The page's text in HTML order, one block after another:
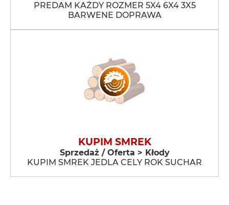
PREDAM KAŻDY ROZMER 5X4 6X4 3X5
BARWENE DOPRAWA
KUPIM SMREK
Sprzedaż / Oferta > Kłody
KUPIM SMREK JEDLA CELY ROK SUCHAR